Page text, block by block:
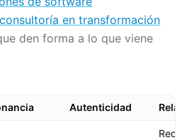
consultoría en transformación
den forma a lo que viene
Autenticidad